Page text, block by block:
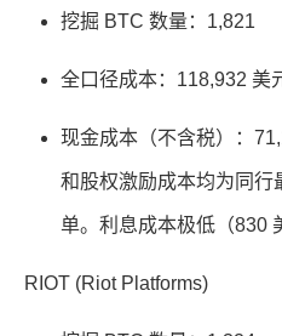
挖掘 BTC 数量：1,821
全口径成本：118,932 美
现金成本（不含税）：
和股权激励成本均为同行
单。利息成本极低（830
RIOT (Riot Platforms)